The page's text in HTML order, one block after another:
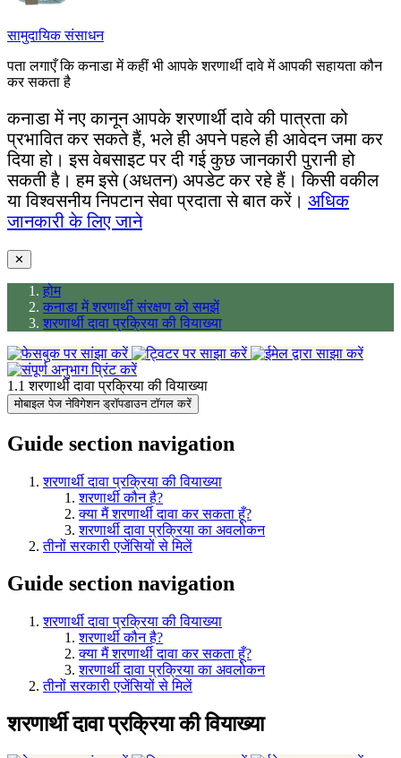
सामुदायिक संसाधन
पता लगाएँ कि कनाडा में कहीं भी आपके शरणार्थी दावे में आपकी सहायता कौन
कर सकता है
कनाडा में नए कानून आपके शरणार्थी दावे की पात्रता को
प्रभावित कर सकते हैं, भले ही अपने पहले ही आवेदन जमा कर
दिया हो। इस वेबसाइट पर दी गई कुछ जानकारी पुरानी हो
सकती है। हम इसे (अधतन) अपडेट कर रहे हैं। किसी वकील
या विश्वसनीय निपटान सेवा प्रदाता से बात करें। अधिक
जानकारी के लिए जाने
✕
होम
कनाडा में शरणार्थी संरक्षण को समझें
शरणार्थी दावा प्रक्रिया की वियाख्या
1.1 शरणार्थी दावा प्रक्रिया की वियाख्या
मोबाइल पेज नेविगेशन ड्रॉपडाउन टॉगल करें
Guide section navigation
शरणार्थी दावा प्रक्रिया की वियाख्या
शरणार्थी कौन है?
क्या मैं शरणार्थी दावा कर सकता हूँ?
शरणार्थी दावा प्रक्रिया का अवलोकन
तीनों सरकारी एजेंसियों से मिलें
Guide section navigation
शरणार्थी दावा प्रक्रिया की वियाख्या
शरणार्थी कौन है?
क्या मैं शरणार्थी दावा कर सकता हूँ?
शरणार्थी दावा प्रक्रिया का अवलोकन
तीनों सरकारी एजेंसियों से मिलें
शरणार्थी दावा प्रक्रिया की वियाख्या